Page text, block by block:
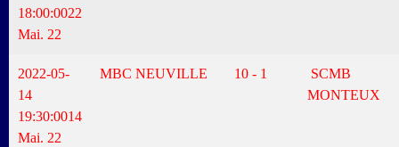
18:00:0022
Mai. 22
2022-05-
14
19:30:0014
Mai. 22
MBC NEUVILLE 10 - 1
SCMB
MONTEUX